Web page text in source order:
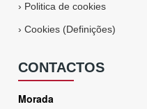
› Politica de cookies
›Cookies (Definições)
CONTACTOS
Morada